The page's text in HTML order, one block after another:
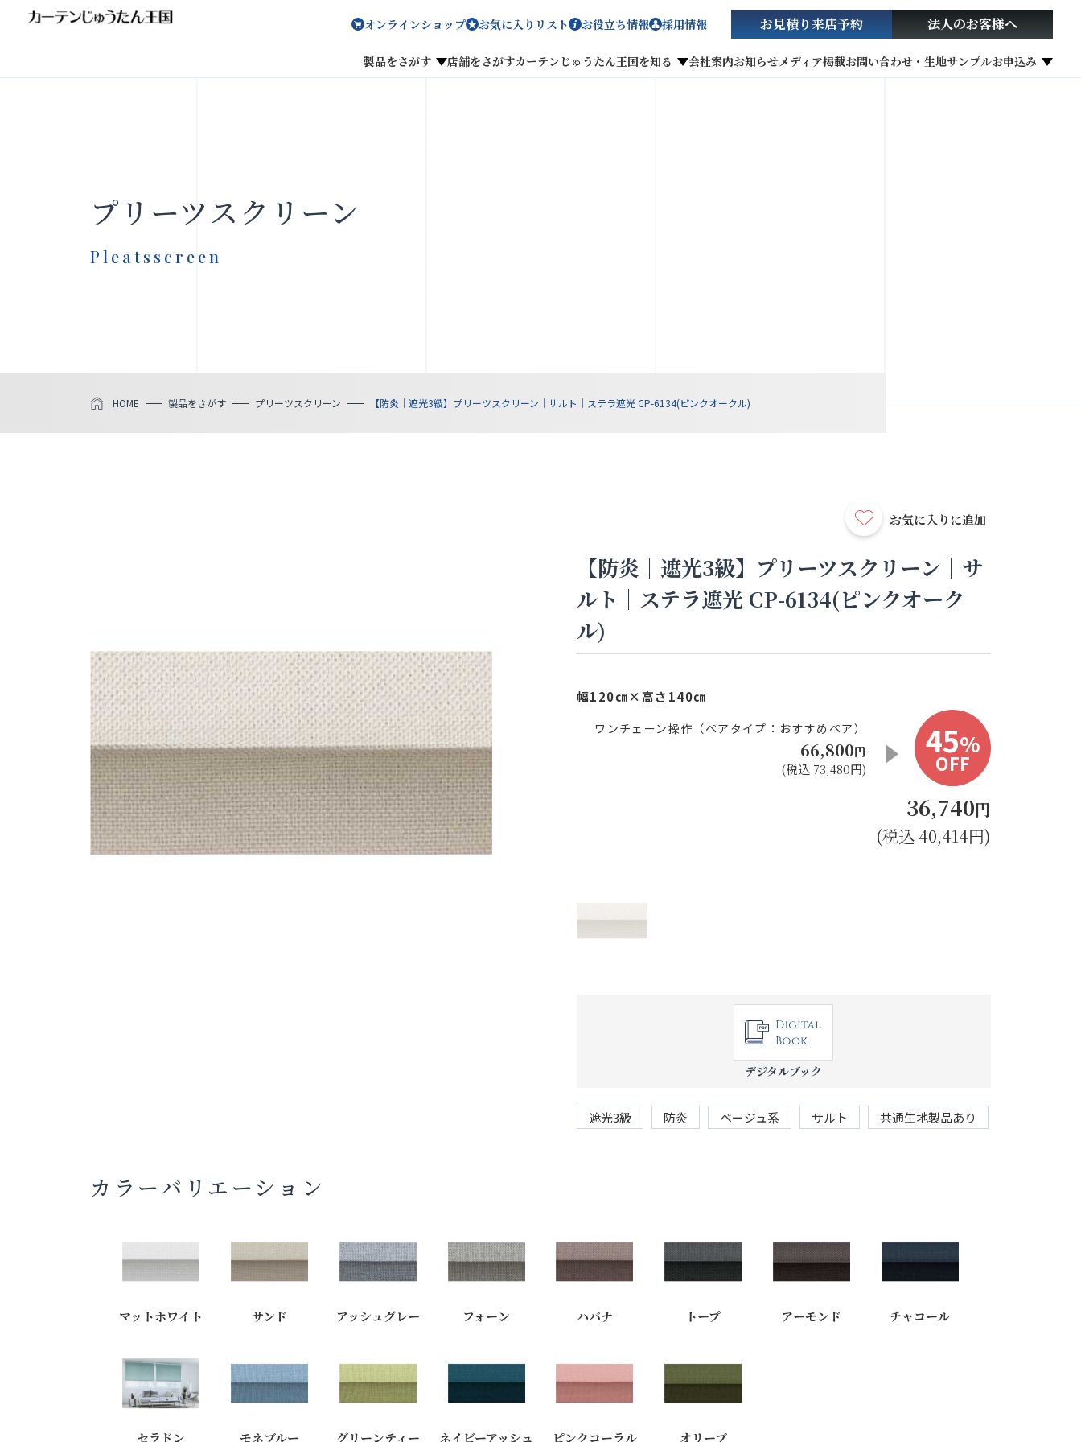
オンラインショップ お気に入りリスト お役立ち情報 採用情報
製品をさがす 店舗をさがすカーテンじゅうたん王国を知る 会社案内お知らせメディア掲載お問い合わせ・生地サンプルお申込み
お見積り来店予約 法人のお客様へ
製品をさがす
プリーツスクリーン
Pleatsscreen
HOME 製品をさがす プリーツスクリーン 【防炎｜遮光3級】プリーツスクリーン｜サルト｜ステラ遮光 CP-6134(ピンクオークル)
お気に入りに追加
【防炎｜遮光3級】プリーツスクリーン｜サ
ルト｜ステラ遮光 CP-6134(ピンクオーク
ル)
幅120㎝×高さ140㎝
ワンチェーン操作（ペアタイプ：おすすめペア）
66,800円
(税込 73,480円)
45%
OFF
36,740円
(税込 40,414円)
デジタルブック
遮光3級 防炎 ベージュ系 サルト 共通生地製品あり
カラーバリエーション
マットホワイト サンド アッシュグレー フォーン ハバナ トープ アーモンド チャコール
セラドン モネブルー グリーンティー ネイビーアッシュ ピンクコーラル オリーブ